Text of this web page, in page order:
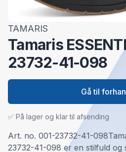
TAMARIS
Tamaris
23732-41-098
Art. no. 001-23732-41-
23732-41-098 er en stilfuld og
✅ På lager og klar til afsending
Gå til